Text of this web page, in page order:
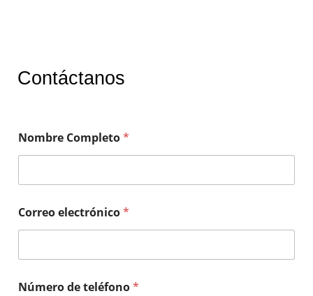
Contáctanos
Nombre Completo*
Correo electrónico*
Número de teléfono*